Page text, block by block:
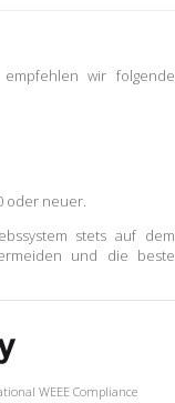
wir folgende
oder neuer.
stets auf dem
und die beste
WEEE Compliance